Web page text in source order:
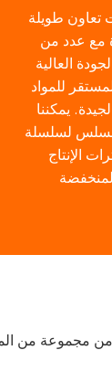
تعاون طويلة
مع عدد من
العالية
للمواد
يمكننا
لسلسلة
الإنتاج